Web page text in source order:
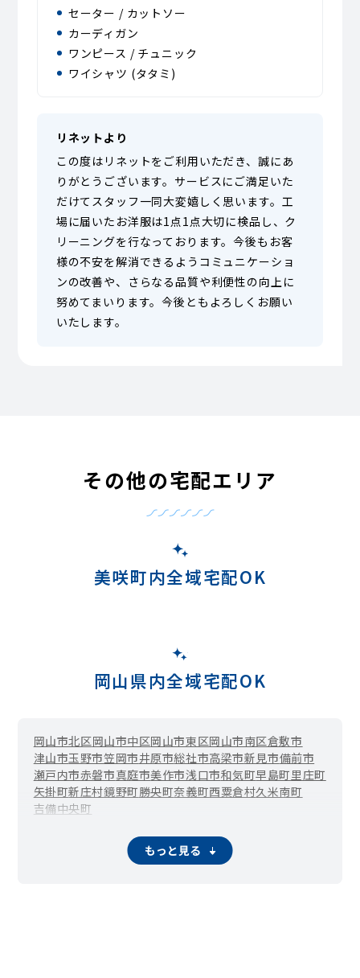
セーター / カットソー
カーディガン
ワンピース / チュニック
ワイシャツ (タタミ)
リネットより
この度はリネットをご利用いただき、誠にあ
りがとうございます。サービスにご満足いた
だけてスタッフ一同大変嬉しく思います。工
場に届いたお洋服は1点1点大切に検品し、ク
リーニングを行なっております。今後もお客
様の不安を解消できるようコミュニケーショ
ンの改善や、さらなる品質や利便性の向上に
努めてまいります。今後ともよろしくお願い
いたします。
その他の宅配エリア
美咲町内全域宅配OK
岡山県内全域宅配OK
岡山市北区岡山市中区岡山市東区岡山市南区倉敷市
津山市玉野市笠岡市井原市総社市高梁市新見市備前市
瀬戸内市赤磐市真庭市美作市浅口市和気町早島町里庄町
矢掛町新庄村鏡野町勝央町奈義町西粟倉村久米南町
吉備中央町
もっと見る